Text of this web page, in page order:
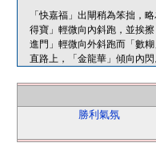
「快嘉福」出閘稍為笨拙，
得寶」輕微向內斜跑，並挨
進門」輕微向外斜跑而「數
直路上，「金龍華」傾向內閃
勝利氣氛